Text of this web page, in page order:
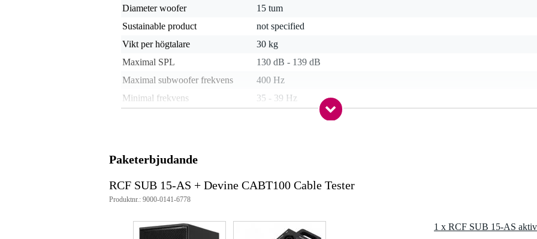
Diameter woofer
15 tum
Sustainable product
not specified
Vikt per högtalare
30 kg
Maximal SPL
130 dB - 139 dB
Maximal subwoofer frekvens
400 Hz
Minimal frekvens
35 - 39 Hz
1500 - 3000 Watt
Vikt och mått inkluderar förpackning
Vikt(inkl. förpackning)
40,0 kg
Mått (inkl. förpackning)
Produktspecifikationer
Paketerbjudande
RCF SUB 15-AS + Devine CABT100 Cable Tester
Produktnr.: 9000-0141-6778
1 x RCF SUB 15-AS